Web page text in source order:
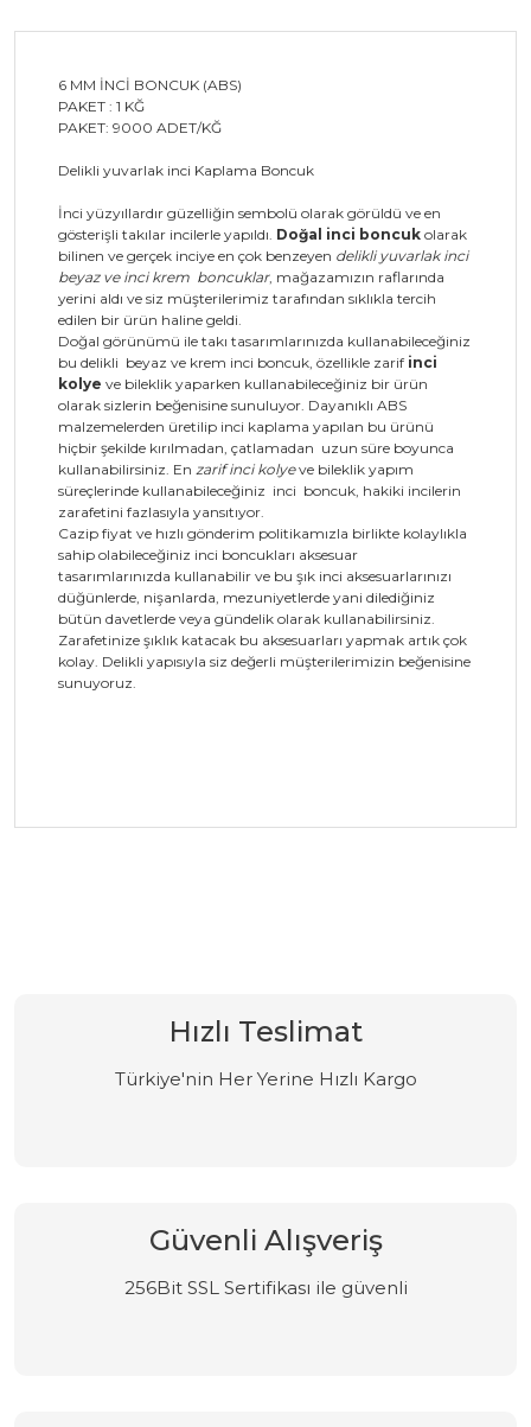
6 MM İNCİ BONCUK (ABS)
PAKET : 1 KĞ
PAKET: 9000 ADET/KĞ
Delikli yuvarlak inci Kaplama Boncuk
İnci yüzyıllardır güzelliğin sembolü olarak görüldü ve en
gösterişli takılar incilerle yapıldı. Doğal inci boncuk olarak
bilinen ve gerçek inciye en çok benzeyen delikli yuvarlak inci
beyaz ve inci krem boncuklar, mağazamızın raflarında
yerini aldı ve siz müşterilerimiz tarafından sıklıkla tercih
edilen bir ürün haline geldi.
Doğal görünümü ile takı tasarımlarınızda kullanabileceğiniz
bu delikli beyaz ve krem inci boncuk, özellikle zarif inci
kolye ve bileklik yaparken kullanabileceğiniz bir ürün
olarak sizlerin beğenisine sunuluyor. Dayanıklı ABS
malzemelerden üretilip inci kaplama yapılan bu ürünü
hiçbir şekilde kırılmadan, çatlamadan uzun süre boyunca
kullanabilirsiniz. En zarif inci kolyeve bileklik yapım
süreçlerinde kullanabileceğiniz inci boncuk, hakiki incilerin
zarafetini fazlasıyla yansıtıyor.
Cazip fiyat ve hızlı gönderim politikamızla birlikte kolaylıkla
sahip olabileceğiniz inci boncukları aksesuar
tasarımlarınızda kullanabilir ve bu şık inci aksesuarlarınızı
düğünlerde, nişanlarda, mezuniyetlerde yani dilediğiniz
bütün davetlerde veya gündelik olarak kullanabilirsiniz.
Zarafetinize şıklık katacak bu aksesuarları yapmak artık çok
kolay. Delikli yapısıyla siz değerli müşterilerimizin beğenisine
sunuyoruz.
Hızlı Teslimat
Türkiye'nin Her Yerine Hızlı Kargo
Güvenli Alışveriş
256Bit SSL Sertifikası ile güvenli